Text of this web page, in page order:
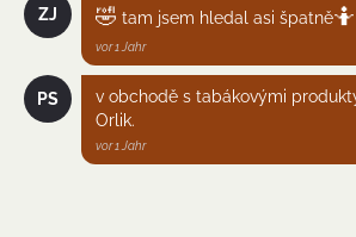
ZJ 🤣 tam jsem hledal asi špatně🤷
vor 1 Jahr
PS
v obchodě s tabákovými
Orlik.
vor 1 Jahr